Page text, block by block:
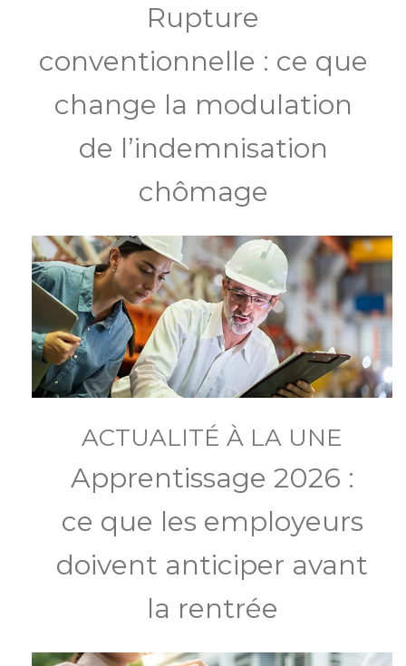
Rupture
conventionnelle : ce que
change la modulation
de l’indemnisation
chômage
ACTUALITÉ À LA UNE
Apprentissage 2026 :
ce que les employeurs
doivent anticiper avant
la rentrée